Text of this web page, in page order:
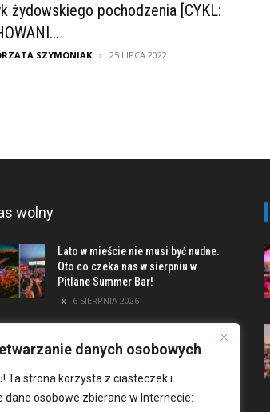
danych osobowych
Ta strona korzysta z ciasteczek i
osobowe zbierane w Internecie:
żydowskiego pochodzenia [CYKL:
SZYMONIAK 25 LIPCA 2022
wolny
Lato w mieście nie musi być nudne.
Oto co czeka nas w sierpniu w
Pitlane Summer Bar!
6 SIERPNIA 2026
Mieszkania i Lofty podczas eventu
w Marinie Kleczków
5 SIERPNIA 2026